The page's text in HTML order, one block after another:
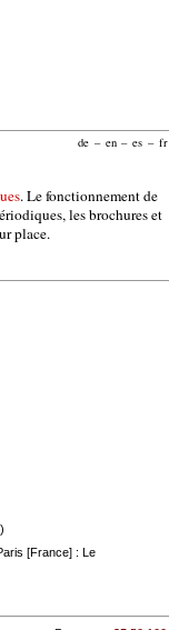
de – en – es – fr
. Le fonctionnement de
les brochures et
place.
[France] : Le